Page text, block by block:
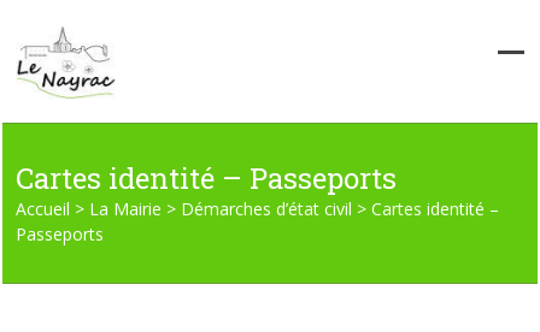
content
Cartes identité – Passeports
Accueil > La Mairie > Démarches d’état civil >Cartes identité –
Passeports